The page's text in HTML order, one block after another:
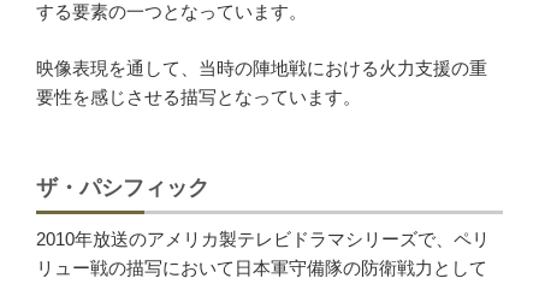
する要素の一つとなっています。
映像表現を通して、当時の陣地戦における火力支援の重
要性を感じさせる描写となっています。
ザ・パシフィック
2010年放送のアメリカ製テレビドラマシリーズで、ペリ
リュー戦の描写において日本軍守備隊の防衛戦力として